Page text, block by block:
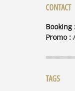
CONTACT
Booking
Promo :
TAGS